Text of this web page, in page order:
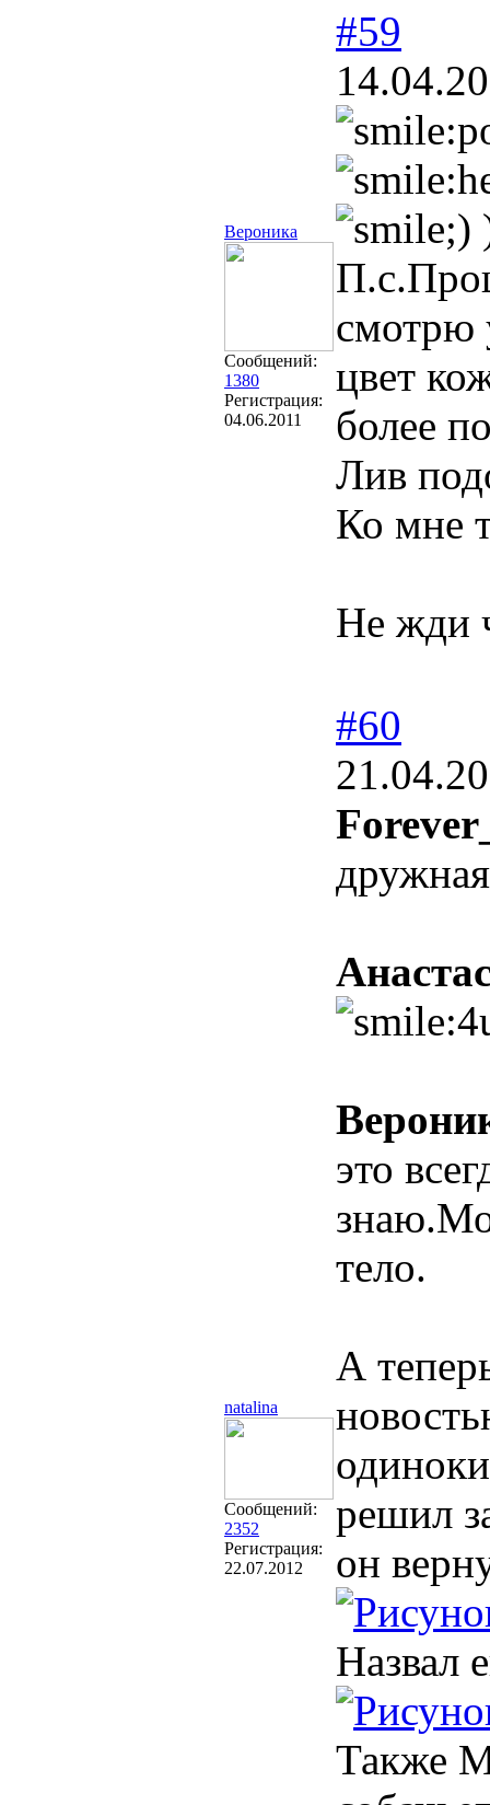
Вероника
Сообщений:
1380
Регистрация:
04.06.2011
#59
смотрю
цвет
более
Лив
Ко мне
Не жди
natalina
Сообщений:
2352
Регистрация:
22.07.2012
#60
это
тело.
А
решил
он
Назвал
Также